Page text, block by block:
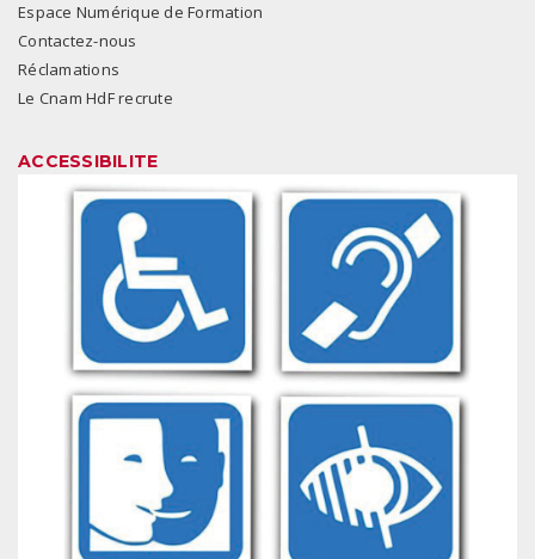
Espace Numérique de Formation
Contactez-nous
Réclamations
Le Cnam HdF recrute
ACCESSIBILITE